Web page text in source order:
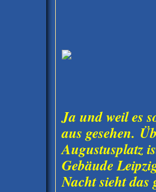
Ja und weil es
aus gesehen.
Augustusplatz
Gebäude
Nacht sieht